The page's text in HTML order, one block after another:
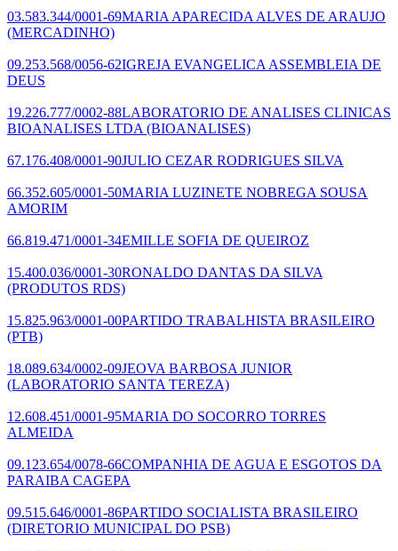
03.583.344/0001-69MARIA APARECIDA ALVES DE ARAUJO
(MERCADINHO)
09.253.568/0056-62IGREJA EVANGELICA ASSEMBLEIA DE
DEUS
19.226.777/0002-88LABORATORIO DE ANALISES CLINICAS
BIOANALISES LTDA (BIOANALISES)
67.176.408/0001-90JULIO CEZAR RODRIGUES SILVA
66.352.605/0001-50MARIA LUZINETE NOBREGA SOUSA
AMORIM
66.819.471/0001-34EMILLE SOFIA DE QUEIROZ
15.400.036/0001-30RONALDO DANTAS DA SILVA
(PRODUTOS RDS)
15.825.963/0001-00PARTIDO TRABALHISTA BRASILEIRO
(PTB)
18.089.634/0002-09JEOVA BARBOSA JUNIOR
(LABORATORIO SANTA TEREZA)
12.608.451/0001-95MARIA DO SOCORRO TORRES
ALMEIDA
09.123.654/0078-66COMPANHIA DE AGUA E ESGOTOS DA
PARAIBA CAGEPA
09.515.646/0001-86PARTIDO SOCIALISTA BRASILEIRO
(DIRETORIO MUNICIPAL DO PSB)